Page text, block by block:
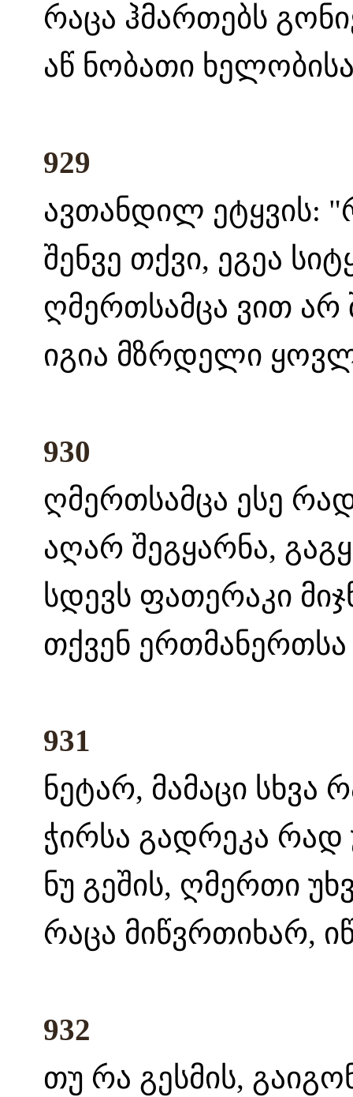
რაცა ჰმართებს
აწ ნობათი
929
ავთანდილ ეტყვის:
შენვე თქვი, ეგეა
ღმერთსამცა ვით
იგია მზრდელი
930
ღმერთსამცა ესე
აღარ შეგყარნა,
სდევს ფათერაკი
თქვენ
931
ნეტარ, მამაცი სხვა
ჭირსა გადრეკა რად
ნუ გეშის, ღმერთი
რაცა მიწვრთიხარ,
932
თუ რა გესმის,